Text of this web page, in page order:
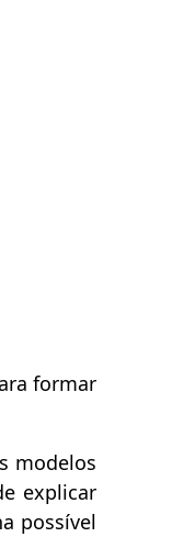
formar
modelos
explicar
possível